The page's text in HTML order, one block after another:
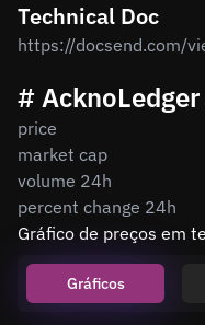
Technical Doc
https://docsend.com/
#
price
market cap
volume 24h
percent change 24h
Gráfico de preços em
Gráficos